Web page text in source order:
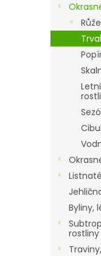
e
l
Růže
Byliny,
rostliny